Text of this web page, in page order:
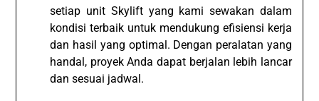
setiap unit Skylift yang kami sewakan dalam
kondisi terbaik untuk mendukung efisiensi kerja
dan hasil yang optimal. Dengan peralatan yang
handal, proyek Anda dapat berjalan lebih lancar
dan sesuai jadwal.